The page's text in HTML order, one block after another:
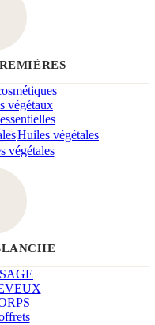
végétaux
Huiles végétales
végétales